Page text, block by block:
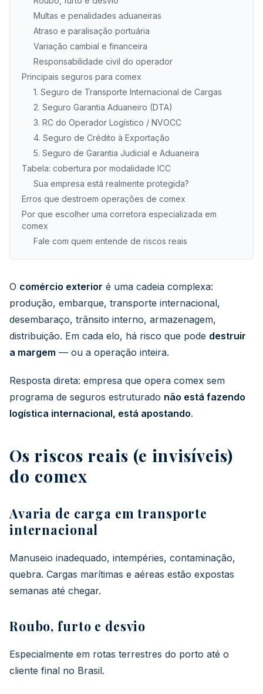
Multas e penalidades aduaneiras
Atraso e paralisação portuária
Variação cambial e financeira
Responsabilidade civil do operador
Principais seguros para comex
1. Seguro de Transporte Internacional de Cargas
2. Seguro Garantia Aduaneiro (DTA)
3. RC do Operador Logístico / NVOCC
4. Seguro de Crédito à Exportação
5. Seguro de Garantia Judicial e Aduaneira
Tabela: cobertura por modalidade ICC
Sua empresa está realmente protegida?
Erros que destroem operações de comex
Por que escolher uma corretora especializada em
comex
Fale com quem entende de riscos reais
O comércio exterior é uma cadeia complexa:
produção, embarque, transporte internacional,
desembaraço, trânsito interno, armazenagem,
distribuição. Em cada elo, há risco que pode destruir
a margem — ou a operação inteira.
Resposta direta: empresa que opera comex sem
programa de seguros estruturado não está fazendo
logística internacional, está apostando.
Os riscos reais (e invisíveis)
do comex
Avaria de carga em transporte
internacional
Manuseio inadequado, intempéries, contaminação,
quebra. Cargas marítimas e aéreas estão expostas
semanas até chegar.
Roubo, furto e desvio
Especialmente em rotas terrestres do porto até o
cliente final no Brasil.